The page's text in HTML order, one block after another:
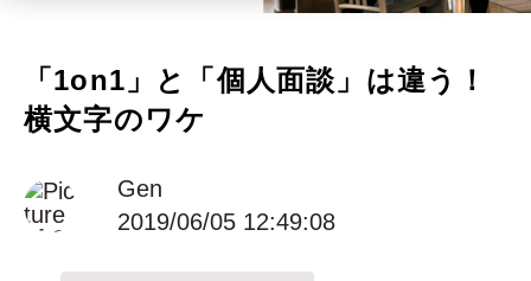
「1on1」と「個人面談」は違う！
横文字のワケ
Gen
2019/06/05 12:49:08